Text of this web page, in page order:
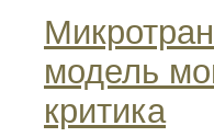
модель
критика